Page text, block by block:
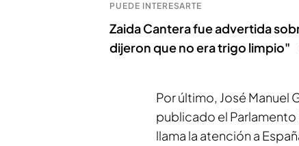
PUEDE INTERESARTE
Zaida Cantera fue advertida
dijeron que no era trigo limpio"
Por último, José Manuel
publicado el
llama la atención a